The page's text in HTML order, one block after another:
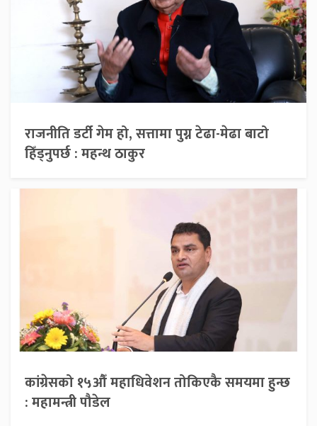
राजनीति डर्टी गेम हो, सत्तामा पुग्न टेढा-मेढा बाटो
हिँड्नुपर्छ : महन्थ ठाकुर
कांग्रेसको १५औँ महाधिवेशन तोकिएकै समयमा हुन्छ
: महामन्त्री पौडेल